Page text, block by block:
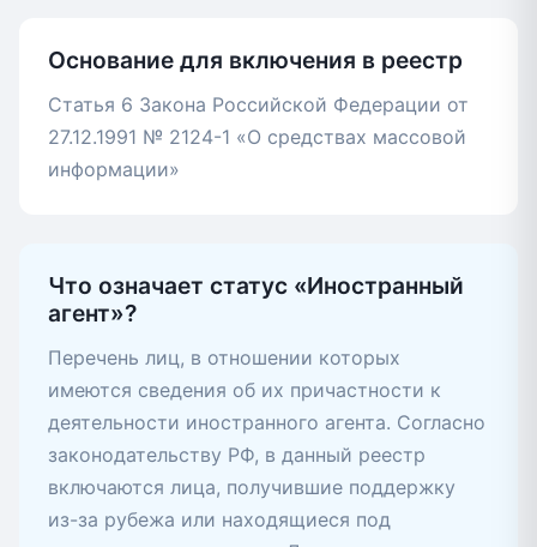
Основание для включения в реестр
Статья 6 Закона Российской Федерации от
27.12.1991 № 2124-1 «О средствах массовой
информации»
Что означает статус «Иностранный
агент»?
Перечень лиц, в отношении которых
имеются сведения об их причастности к
деятельности иностранного агента. Согласно
законодательству РФ, в данный реестр
включаются лица, получившие поддержку
из-за рубежа или находящиеся под